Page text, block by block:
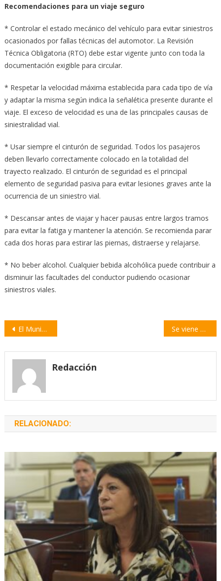
Recomendaciones para un viaje seguro
* Controlar el estado mecánico del vehículo para evitar siniestros
ocasionados por fallas técnicas del automotor. La Revisión
Técnica Obligatoria (RTO) debe estar vigente junto con toda la
documentación exigible para circular.
* Respetar la velocidad máxima establecida para cada tipo de vía
y adaptar la misma según indica la señalética presente durante el
viaje. El exceso de velocidad es una de las principales causas de
siniestralidad vial.
* Usar siempre el cinturón de seguridad. Todos los pasajeros
deben llevarlo correctamente colocado en la totalidad del
trayecto realizado. El cinturón de seguridad es el principal
elemento de seguridad pasiva para evitar lesiones graves ante la
ocurrencia de un siniestro vial.
* Descansar antes de viajar y hacer pausas entre largos tramos
para evitar la fatiga y mantener la atención. Se recomienda parar
cada dos horas para estirar las piernas, distraerse y relajarse.
* No beber alcohol. Cualquier bebida alcohólica puede contribuir a
disminuir las facultades del conductor pudiendo ocasionar
siniestros viales.
Navegación
entradas
El Municipio lanza el programa «Villa + Limpia» para mejorar la gestión de residuos Se viene un fin de semana cultural con la Feria del Libro y Villa Viñetas
Redacción
RELACIONADO: